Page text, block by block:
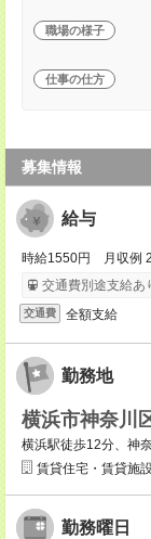
職場の様子
仕事の仕方
募集情報
給与
時給1550円 月収例
交通費別途支給あ
交通費 全額支給
勤務地
横浜市神奈川
横浜駅徒歩12分、神
賃貸住宅・賃貸施
勤務曜日